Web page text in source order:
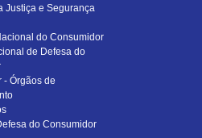
Justiça e Segurança
do Consumidor
de Defesa do
- Órgãos de
do Consumidor